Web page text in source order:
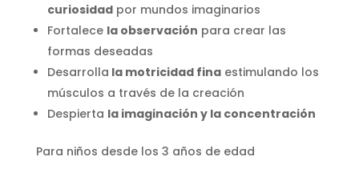
curiosidadpor mundos imaginarios
Fortalece la observación para crear las
formas deseadas
Desarrolla la motricidad finaestimulando los
músculos a través de la creación
Despierta la imaginación y la concentración
Para niños desde los 3 años de edad